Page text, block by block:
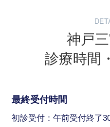
神戸
診療時間
最終受付時間
初診受付：午前受付終了